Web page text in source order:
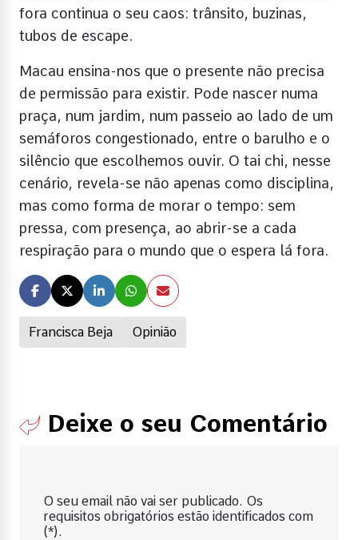
Francisca Beja Opinião
fora continua o seu caos: trânsito, buzinas,
tubos de escape.
Macau ensina-nos que o presente não precisa
de permissão para existir. Pode nascer numa
praça, num jardim, num passeio ao lado de um
semáforos congestionado, entre o barulho e o
silêncio que escolhemos ouvir. O tai chi, nesse
cenário, revela-se não apenas como disciplina,
mas como forma de morar o tempo: sem
pressa, com presença, ao abrir-se a cada
respiração para o mundo que o espera lá fora.
Deixe o seu Comentário
O seu email não vai ser publicado. Os
requisitos obrigatórios estão identificados com
(*).